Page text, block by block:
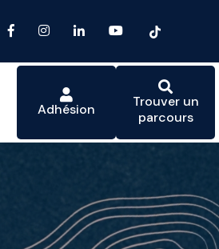
Adhésion
Trouver un
parcours